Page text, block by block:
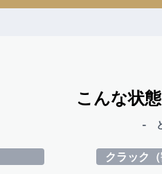
こんな状
- ど
クラック（